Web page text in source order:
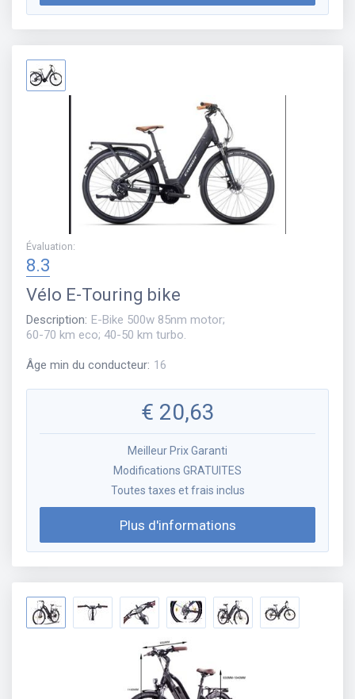
Évaluation:
8.3
Vélo E-Touring bike
Description: E-Bike 500w 85nm motor;
60-70 km eco; 40-50 km turbo.
Âge min du conducteur: 16
€ 20,63
Meilleur Prix Garanti
Modifications GRATUITES
Toutes taxes et frais inclus
Plus d'informations